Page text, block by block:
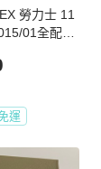
勞力士 11
01全配件
運